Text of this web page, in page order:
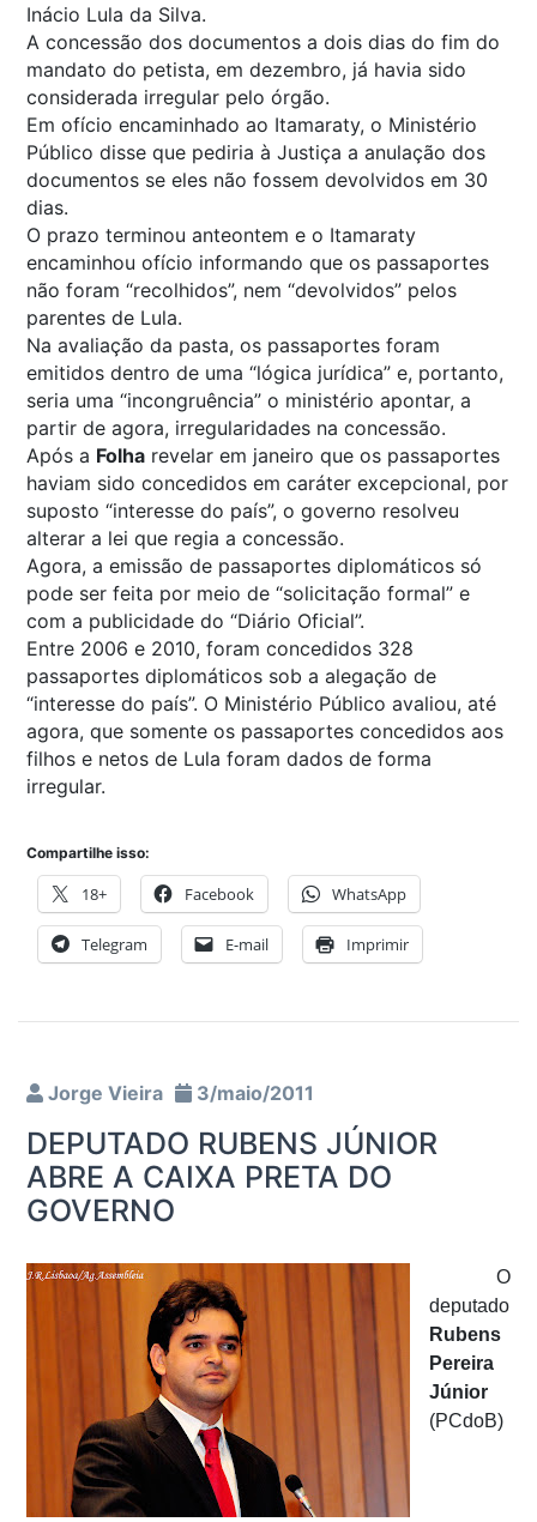
Inácio Lula da Silva.
A concessão dos documentos a dois dias do fim do
mandato do petista, em dezembro, já havia sido
considerada irregular pelo órgão.
Em ofício encaminhado ao Itamaraty, o Ministério
Público disse que pediria à Justiça a anulação dos
documentos se eles não fossem devolvidos em 30
dias.
O prazo terminou anteontem e o Itamaraty
encaminhou ofício informando que os passaportes
não foram “recolhidos”, nem “devolvidos” pelos
parentes de Lula.
Na avaliação da pasta, os passaportes foram
emitidos dentro de uma “lógica jurídica” e, portanto,
seria uma “incongruência” o ministério apontar, a
partir de agora, irregularidades na concessão.
Após a Folha revelar em janeiro que os passaportes
haviam sido concedidos em caráter excepcional, por
suposto “interesse do país”, o governo resolveu
alterar a lei que regia a concessão.
Agora, a emissão de passaportes diplomáticos só
pode ser feita por meio de “solicitação formal” e
com a publicidade do “Diário Oficial”.
Entre 2006 e 2010, foram concedidos 328
passaportes diplomáticos sob a alegação de
“interesse do país”. O Ministério Público avaliou, até
agora, que somente os passaportes concedidos aos
filhos e netos de Lula foram dados de forma
irregular.
Compartilhe isso:
18+ Facebook WhatsApp
Telegram E-mail Imprimir
Jorge Vieira 3/maio/2011
DEPUTADO RUBENS JÚNIOR
ABRE A CAIXA PRETA DO
GOVERNO
O
deputado
Rubens
Pereira
Júnior
(PCdoB)